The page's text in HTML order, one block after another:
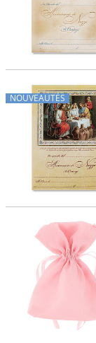
NOUVEAUTÉS